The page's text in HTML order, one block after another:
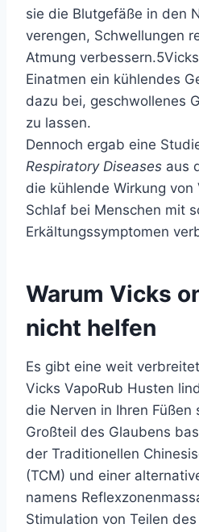
sie die Blutgefäße in den
verengen, Schwellungen
Atmung verbessern.5
Einatmen ein kühlendes
dazu bei, geschwollenes
zu lassen.
Dennoch ergab eine
Respiratory Diseases aus
die kühlende Wirkung von
Schlaf bei Menschen mit
Erkältungssymptomen
Warum Vicks
nicht helfen
Es gibt eine weit
Vicks VapoRub Husten
die Nerven in Ihren Füßen
Großteil des Glaubens
der Traditionellen
(TCM) und einer
namens
Stimulation von Teilen des